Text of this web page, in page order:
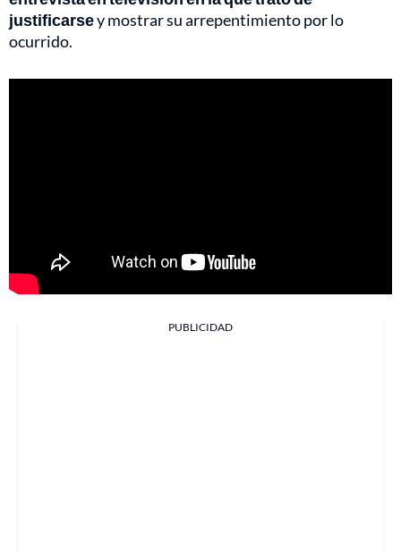
justificarsey mostrar su arrepentimiento por lo
ocurrido.
PUBLICIDAD